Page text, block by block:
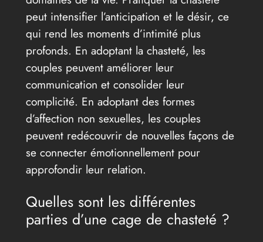
peut intensifier l’anticipation et le désir, ce
qui rend les moments d’intimité plus
profonds. En adoptant la chasteté, les
couples peuvent améliorer leur
communication et consolider leur
complicité. En adoptant des formes
d’affection non sexuelles, les couples
peuvent redécouvrir de nouvelles façons de
se connecter émotionnellement pour
approfondir leur relation.
Quelles sont les différentes
parties d’une cage de chasteté ?